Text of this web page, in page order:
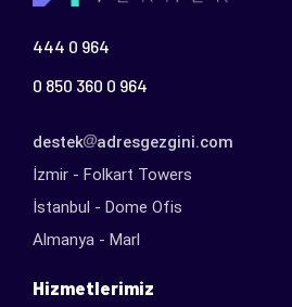
444 0 964
0 850 360 0 964
destek
adresgezgini.com
İzmir - Folkart Towers
İstanbul - Dome Ofis
Almanya - Marl
Hizmetlerimiz